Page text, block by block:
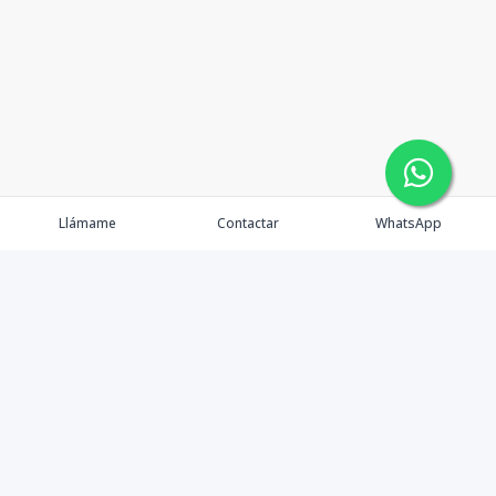
Llámame Contactar WhatsApp